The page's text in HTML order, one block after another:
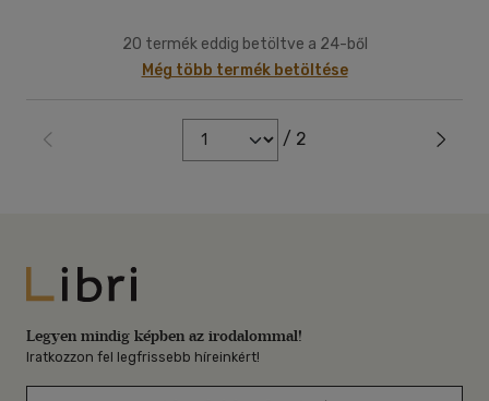
20 termék eddig betöltve a 24-ből
Még több termék betöltése
/ 2
Libri
Legyen mindig képben az irodalommal!
Iratkozzon fel legfrissebb híreinkért!